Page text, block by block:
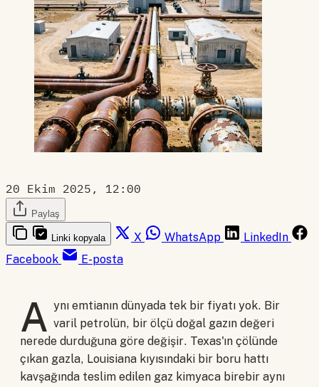
20 Ekim 2025, 12:00
Paylaş
Linki kopyala X WhatsApp
LinkedIn
Facebook
E-posta
A ynı emtianın dünyada tek bir fiyatı yok. Bir
varil petrolün, bir ölçü doğal gazın değeri
nerede durduğuna göre değişir. Texas'ın çölünde
çıkan gazla, Louisiana kıyısındaki bir boru hattı
kavşağında teslim edilen gaz kimyaca birebir aynı